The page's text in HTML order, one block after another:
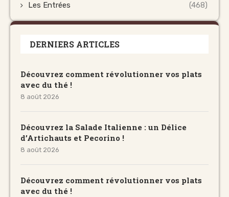
Les Entrées (468)
DERNIERS ARTICLES
Découvrez comment révolutionner vos plats
avec du thé !
8 août 2026
Découvrez la Salade Italienne : un Délice
d’Artichauts et Pecorino !
8 août 2026
Découvrez comment révolutionner vos plats
avec du thé !